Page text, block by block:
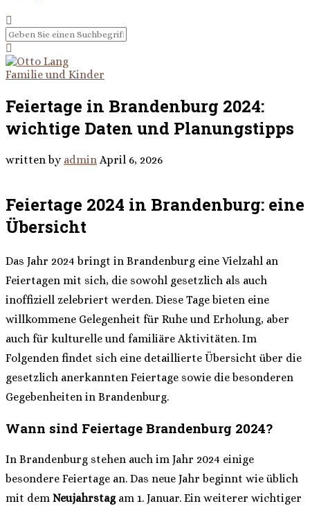
Familie und Kinder
Feiertage in Brandenburg 2024:
wichtige Daten und Planungstipps
written by admin April 6, 2026
Feiertage 2024 in Brandenburg: eine
Übersicht
Das Jahr 2024 bringt in Brandenburg eine Vielzahl an
Feiertagen mit sich, die sowohl gesetzlich als auch
inoffiziell zelebriert werden. Diese Tage bieten eine
willkommene Gelegenheit für Ruhe und Erholung, aber
auch für kulturelle und familiäre Aktivitäten. Im
Folgenden findet sich eine detaillierte Übersicht über die
gesetzlich anerkannten Feiertage sowie die besonderen
Gegebenheiten in Brandenburg.
Wann sind Feiertage Brandenburg 2024?
In Brandenburg stehen auch im Jahr 2024 einige
besondere Feiertage an. Das neue Jahr beginnt wie üblich
mit dem Neujahrstagam 1. Januar. Ein weiterer wichtiger